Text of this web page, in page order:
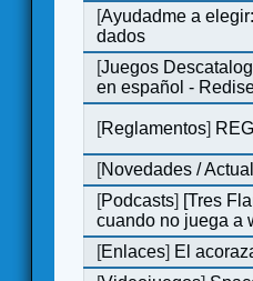
[Ayudadme a
dados
[Juegos
en español -
[Reglamentos]
[Novedades /
[Podcasts] [Tres
cuando no juega a
[Enlaces] El